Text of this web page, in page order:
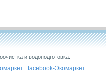
и водоподготовка.